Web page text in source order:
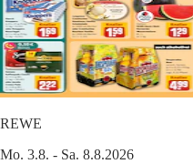
REWE
Mo. 3.8. - Sa. 8.8.2026